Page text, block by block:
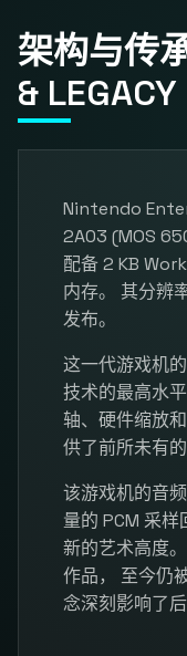
架构与传
& LEGACY
Nintendo
2A03 (MOS
配备 2 KB
内存。 其分辨
发布。
这一代游戏机
技术的最高水
轴、硬件缩放
供了前所未有的
该游戏机的音
量的 PCM 采
新的艺术高度
作品， 至今仍
念深刻影响了